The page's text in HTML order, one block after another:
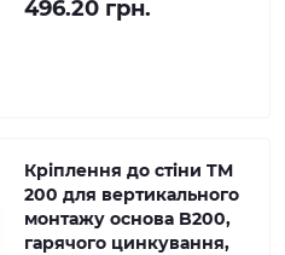
496.20 грн.
Кріплення до стіни TM
200 для вертикального
монтажу основа B200,
гарячого цинкування,